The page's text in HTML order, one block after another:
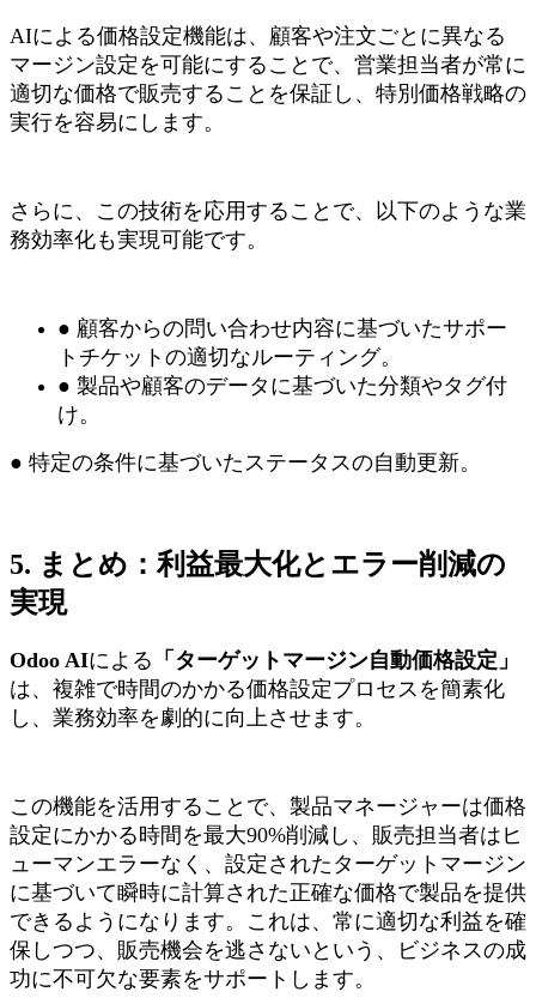
AIによる価格設定機能は、顧客や注文ごとに異なる
マージン設定を可能にすることで、営業担当者が常に
適切な価格で販売することを保証し、特別価格戦略の
実行を容易にします。
さらに、この技術を応用することで、以下のような業
務効率化も実現可能です。
● 顧客からの問い合わせ内容に基づいたサポー
トチケットの適切なルーティング。
● 製品や顧客のデータに基づいた分類やタグ付
け。
● 特定の条件に基づいたステータスの自動更新。
5. まとめ：利益最大化とエラー削減の
実現
Odoo AIによる 「ターゲットマージン自動価格設定」
は、複雑で時間のかかる価格設定プロセスを簡素化
し、業務効率を劇的に向上させます。
この機能を活用することで、製品マネージャーは価格
設定にかかる時間を最大90%削減し、販売担当者はヒ
ューマンエラーなく、設定されたターゲットマージン
に基づいて瞬時に計算された正確な価格で製品を提供
できるようになります。これは、常に適切な利益を確
保しつつ、販売機会を逃さないという、ビジネスの成
功に不可欠な要素をサポートします。